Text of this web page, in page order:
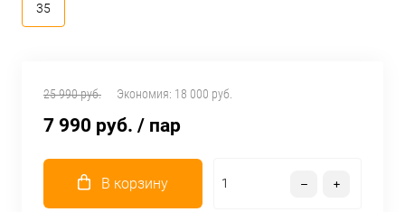
35
25 990 руб. Экономия: 18 000 руб.
7 990 руб. / пар
В корзину